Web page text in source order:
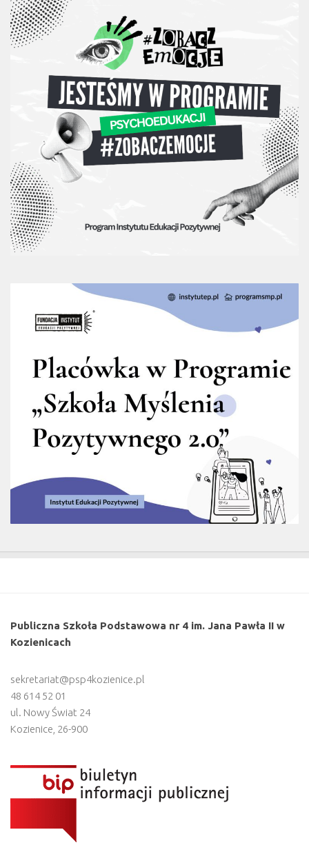
Publiczna Szkoła Podstawowa nr 4 im. Jana Pawła II w
Kozienicach
sekretariat@psp4kozienice.pl
48 614 52 01
ul. Nowy Świat 24
Kozienice 26-900